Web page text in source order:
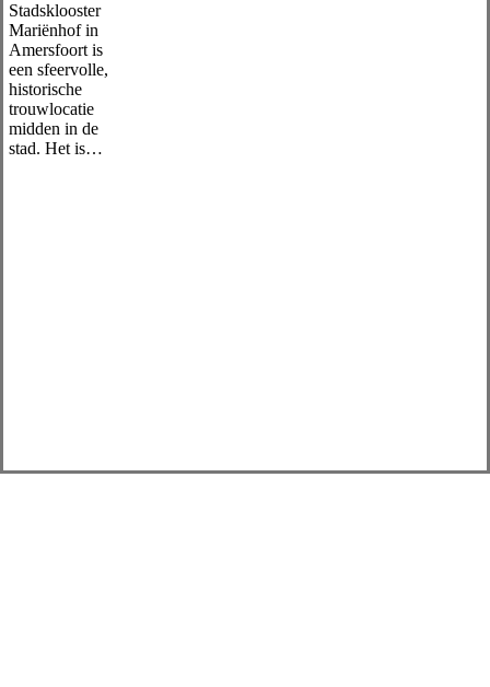
Stadsklooster
Mariënhof in
Amersfoort is
een sfeervolle,
historische
trouwlocatie
midden in de
stad. Het is…